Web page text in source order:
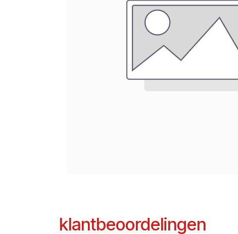
klantbeoordelingen